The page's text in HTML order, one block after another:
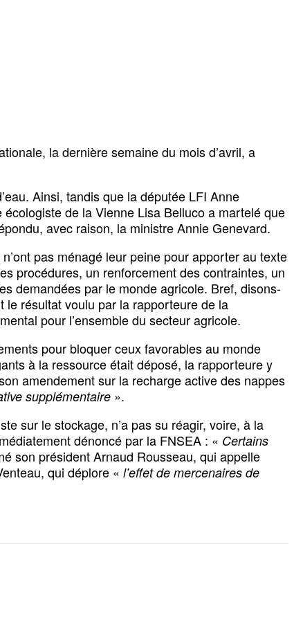
la dernière semaine du mois d’avril, a
Ainsi, tandis que la députée LFI Anne
de la Vienne Lisa Belluco a martelé que
avec raison, la ministre Annie Genevard.
pas ménagé leur peine pour apporter au texte
procédures, un renforcement des contraintes, un
demandées par le monde agricole. Bref, disons-
le résultat voulu par la rapporteure de la
pour l’ensemble du secteur agricole.
pour bloquer ceux favorables au monde
à la ressource était déposé, la rapporteure y
amendement sur la recharge active des nappes
supplémentaire ».
sur le stockage, n’a pas su réagir, voire, à la
dénoncé par la FNSEA : « Certains
son président Arnaud Rousseau, qui appelle
qui déplore « l’effet de mercenaires de